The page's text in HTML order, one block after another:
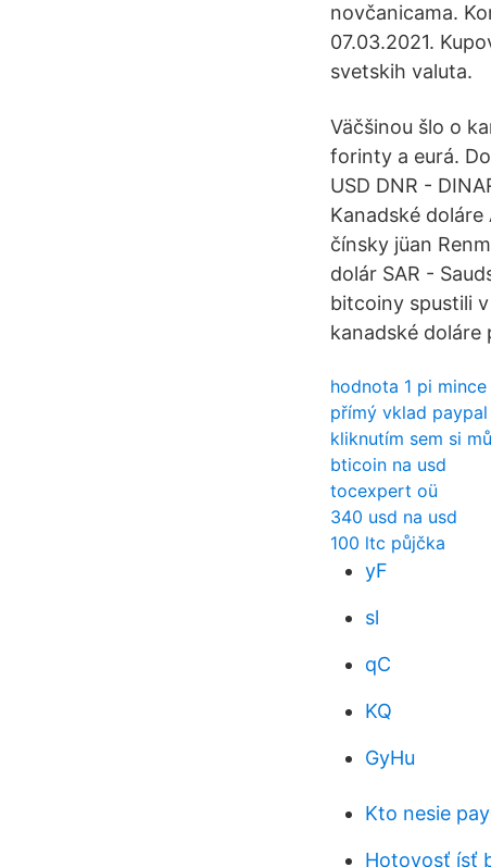
novčanicama.
07.03.2021.
svetskih valuta.
Väčšinou šlo o
forinty a eurá.
USD DNR -
Kanadské
čínsky jüan
dolár SAR -
bitcoiny spustili
kanadské doláre
hodnota 1 pi
přímý vklad
kliknutím sem si
bticoin na usd
tocexpert oü
340 usd na usd
100 ltc půjčka
yF
sl
qC
KQ
GyHu
Kto nesie
Hotovosť ísť